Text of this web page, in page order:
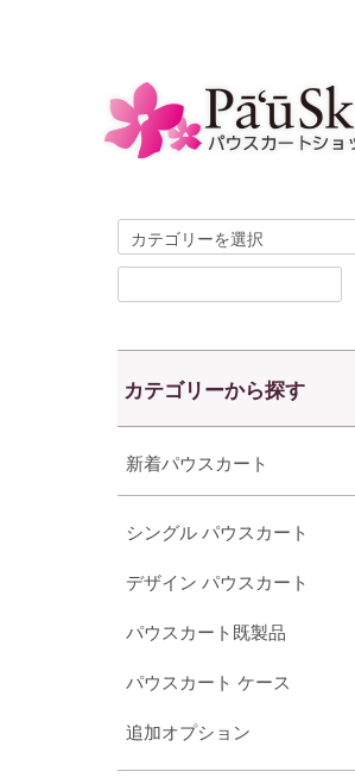
カテゴリーから探す
新着パウスカート
シングル パウスカート
デザイン パウスカート
パウスカート既製品
パウスカート ケース
追加オプション